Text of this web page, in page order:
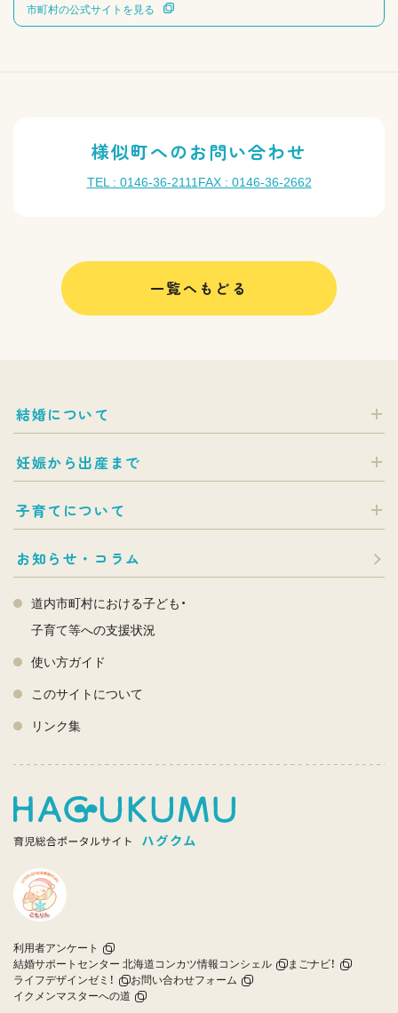
市町村の公式サイトを見る
様似町へのお問い合わせ
TEL : 0146-36-2111 FAX : 0146-36-2662
一覧へもどる
結婚について
妊娠から出産まで
子育てについて
お知らせ・コラム
道内市町村における子ども・
子育て等への支援状況
使い方ガイド
このサイトについて
リンク集
利用者アンケート
結婚サポートセンター 北海道コンカツ情報コンシェル
まごナビ！
ライフデザインゼミ！
お問い合わせフォーム
イクメンマスターへの道